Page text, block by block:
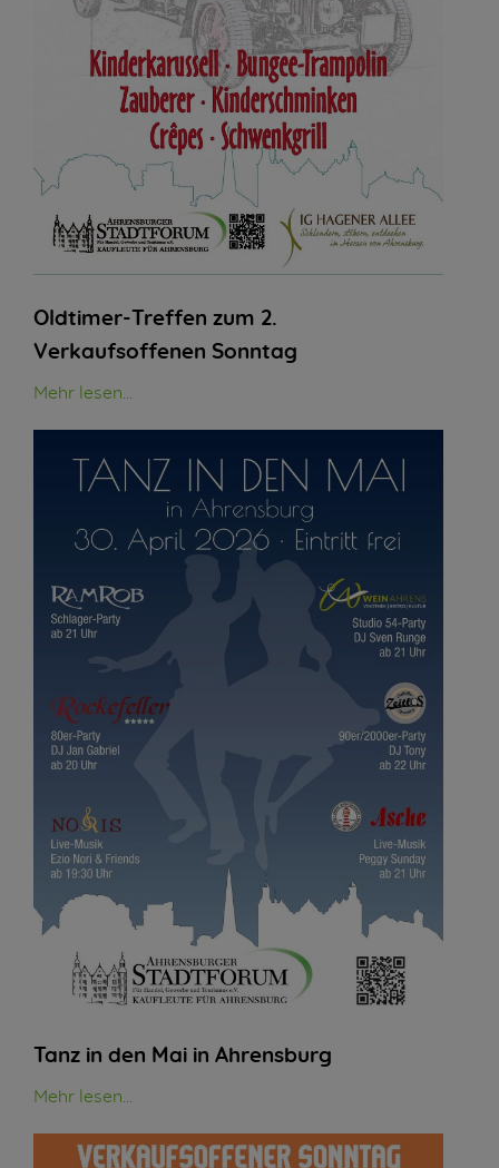
Oldtimer-Treffen zum 2.
Verkaufsoffenen Sonntag
Mehr lesen...
Tanz in den Mai in Ahrensburg
Mehr lesen...